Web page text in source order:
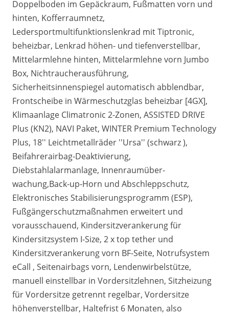
Doppelboden im Gepäckraum, Fußmatten vorn und
hinten, Kofferraumnetz,
Ledersportmultifunktionslenkrad mit Tiptronic,
beheizbar, Lenkrad höhen- und tiefenverstellbar,
Mittelarmlehne hinten, Mittelarmlehne vorn Jumbo
Box, Nichtraucherausführung,
Sicherheitsinnenspiegel automatisch abblendbar,
Frontscheibe in Wärmeschutzglas beheizbar [4GX],
Klimaanlage Climatronic 2-Zonen, ASSISTED DRIVE
Plus (KN2), NAVI Paket, WINTER Premium Technology
Plus, 18'' Leichtmetallräder ''Ursa'' (schwarz ),
Beifahrerairbag-Deaktivierung,
Diebstahlalarmanlage, Innenraumüber-
wachung,Back-up-Horn und Abschleppschutz,
Elektronisches Stabilisierungsprogramm (ESP),
Fußgängerschutzmaßnahmen erweitert und
vorausschauend, Kindersitzverankerung für
Kindersitzsystem I-Size, 2 x top tether und
Kindersitzverankerung vorn BF-Seite, Notrufsystem
eCall , Seitenairbags vorn, Lendenwirbelstütze,
manuell einstellbar in Vordersitzlehnen, Sitzheizung
für Vordersitze getrennt regelbar, Vordersitze
höhenverstellbar, Haltefrist 6 Monaten, also